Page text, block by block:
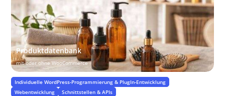
Produktdatenbank
mit oder ohne WooCommerce
Individuelle WordPress-Programmierung & PlugIn-Entwicklung
Webentwicklung
Schnittstellen & APIs